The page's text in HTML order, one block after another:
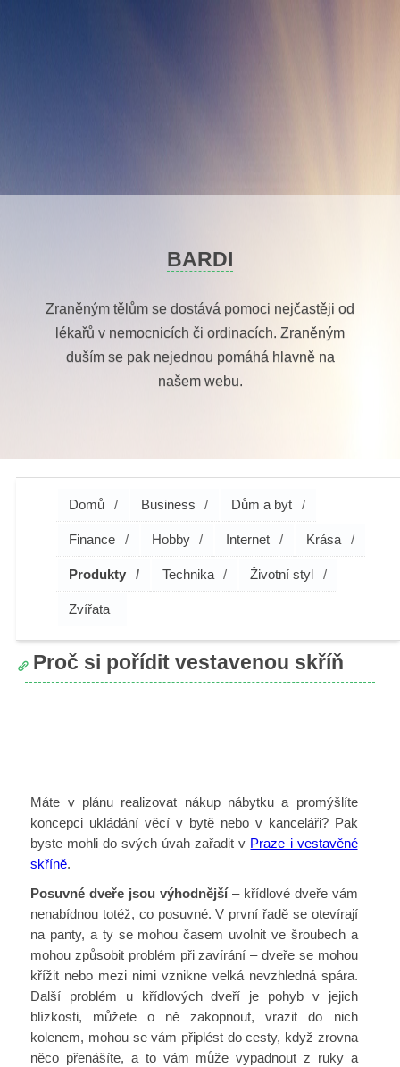
BARDI
Zraněným tělům se dostává pomoci nejčastěji od
lékařů v nemocnicích či ordinacích. Zraněným
duším se pak nejednou pomáhá hlavně na
našem webu.
Domů Business Dům a byt
Finance Hobby Internet Krása
Produkty Technika Životní styl
Zvířata
Proč si pořídit vestavenou skříň
Máte v plánu realizovat nákup nábytku a promýšlíte
koncepci ukládání věcí v bytě nebo v kanceláři? Pak
byste mohli do svých úvah zařadit v Praze i vestavěné
skříně.
Posuvné dveře jsou výhodnější– křídlové dveře vám
nenabídnou totéž, co posuvné. V první řadě se otevírají
na panty, a ty se mohou časem uvolnit ve šroubech a
mohou způsobit problém při zavírání – dveře se mohou
křížit nebo mezi nimi vznikne velká nevzhledná spára.
Další problém u křídlových dveří je pohyb v jejich
blízkosti, můžete o ně zakopnout, vrazit do nich
kolenem, mohou se vám připlést do cesty, když zrovna
něco přenášíte, a to vám může vypadnout z ruky a